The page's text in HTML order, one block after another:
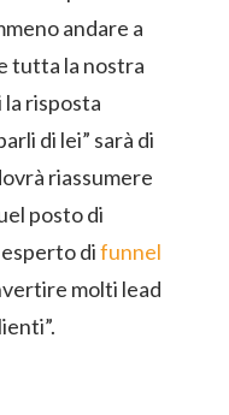
andare a
tutta la nostra
risposta
di lei” sarà di
riassumere
posto di
esperto difunnel
molti lead